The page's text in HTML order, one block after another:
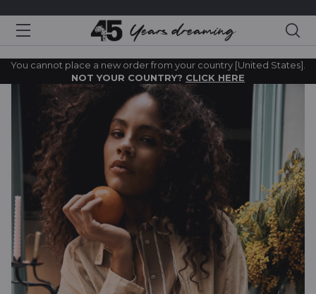
You cannot place a new order from your country [United States].
NOT YOUR COUNTRY? CLICK HERE